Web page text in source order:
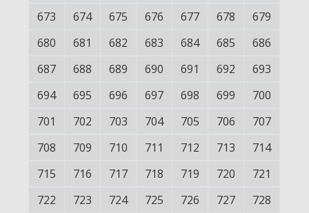
673
674 675 676 677 678
679
680
681 682 683 684 685
686
687
688 689 690 691 692
693
694
695 696 697 698 699
700
701
702 703 704 705 706
707
708
709 710 711 712 713
714
715
716 717 718 719 720
721
722
723 724 725 726 727
728